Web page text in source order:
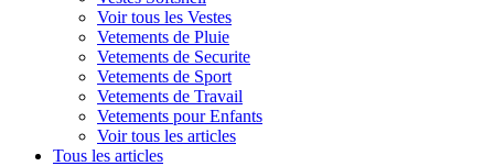
Voir tous les Vestes
Vetements de Pluie
Vetements de Securite
Vetements de Sport
Vetements de Travail
Vetements pour Enfants
Voir tous les articles
Tous les articles